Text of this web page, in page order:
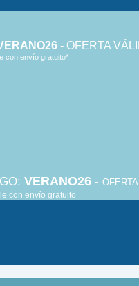
- OFERTA
con envío gratuito*
VERANO26-
con envío gratuito